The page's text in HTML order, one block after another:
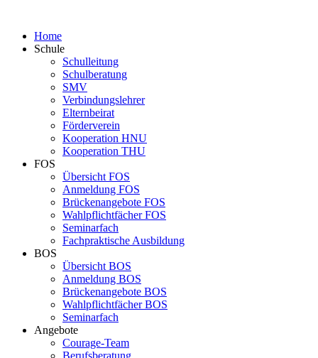
Home
Schule
Schulleitung
Schulberatung
SMV
Verbindungslehrer
Elternbeirat
Förderverein
Kooperation HNU
Kooperation THU
FOS
Übersicht FOS
Anmeldung FOS
Brückenangebote FOS
Wahlpflichtfächer FOS
Seminarfach
Fachpraktische Ausbildung
BOS
Übersicht BOS
Anmeldung BOS
Brückenangebote BOS
Wahlpflichtfächer BOS
Seminarfach
Angebote
Courage-Team
Berufsberatung